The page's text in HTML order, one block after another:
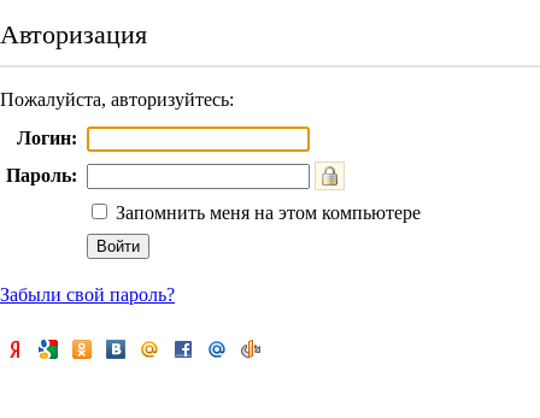
Авторизация
Пожалуйста, авторизуйтесь:
Логин:
Пароль:
Запомнить меня на этом компьютере
Забыли свой пароль?